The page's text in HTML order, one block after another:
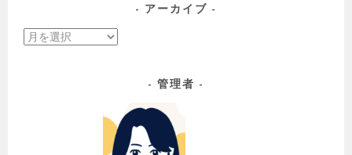
アーカイブ
ア
管理者